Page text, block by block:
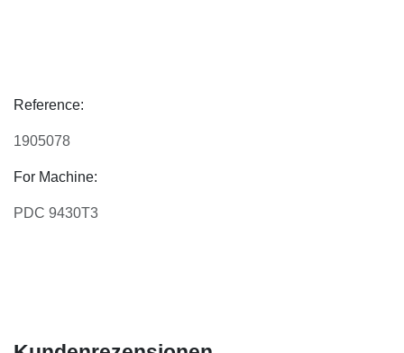
Reference:
1905078
For Machine:
PDC 9430T3